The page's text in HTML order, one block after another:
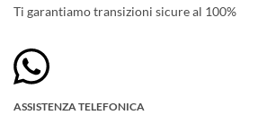
Ti garantiamo transizioni sicure al 100%
ASSISTENZA TELEFONICA